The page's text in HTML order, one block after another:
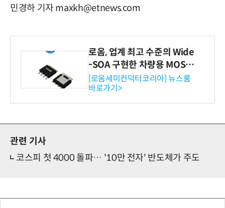
민경하 기자 maxkh@etnews.com
로옴, 업계 최고 수준의 Wide
-SOA 구현한 차량용 MOSF
ET 개발
[로옴세미컨덕터코리아] 뉴스룸
바로가기>
관련 기사
코스피 첫 4000 돌파… '10만 전자' 반도체가 주도